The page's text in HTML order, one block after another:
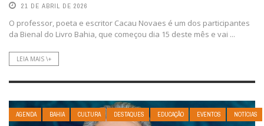
21 DE ABRIL DE 2026
O professor, poeta e escritor Cacau Novaes é um dos participantes
da Bienal do Livro Bahia, que começou dia 15 deste mês e vai ...
LEIA MAIS \+
AGENDA BAHIA CULTURA DESTAQUES EDUCAÇÃO EVENTOS NOTÍCIAS